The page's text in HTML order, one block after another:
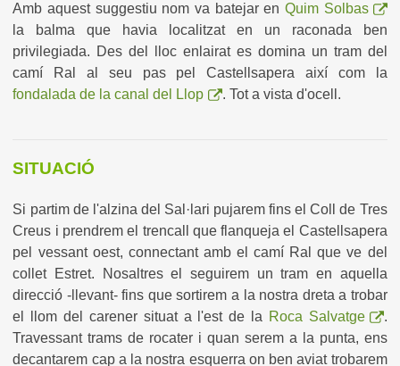
Amb aquest suggestiu nom va batejar en Quim Solbas
la balma que havia localitzat en un raconada ben
privilegiada. Des del lloc enlairat es domina un tram del
camí Ral al seu pas pel Castellsapera així com la
fondalada de la canal del Llop
. Tot a vista d'ocell.
SITUACIÓ
Si partim de l'alzina del Sal·lari pujarem fins el Coll de Tres
Creus i prendrem el trencall que flanqueja el Castellsapera
pel vessant oest, connectant amb el camí Ral que ve del
collet Estret. Nosaltres el seguirem un tram en aquella
direcció -llevant- fins que sortirem a la nostra dreta a trobar
el llom del carener situat a l'est de la Roca Salvatge
.
Travessant trams de rocater i quan serem a la punta, ens
decantarem cap a la nostra esquerra on ben aviat trobarem